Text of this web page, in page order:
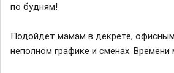
по будням!
Подойдёт мамам в декрете,
неполном графике и сменах. Времени